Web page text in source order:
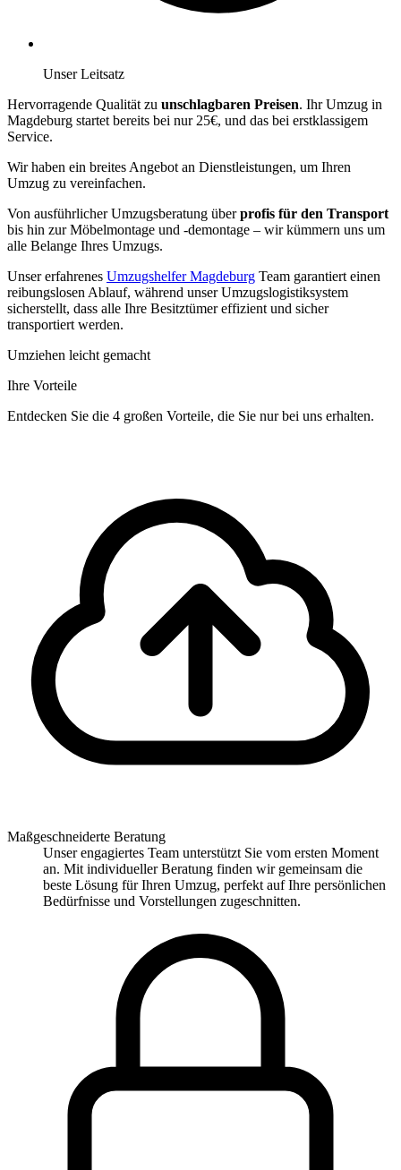
Unser Leitsatz
Hervorragende Qualität zu unschlagbaren Preisen. Ihr Umzug in
Magdeburg startet bereits bei nur 25€, und das bei erstklassigem
Service.
Wir haben ein breites Angebot an Dienstleistungen, um Ihren
Umzug zu vereinfachen.
Von ausführlicher Umzugsberatung überprofis für den Transport
bis hin zur Möbelmontage und -demontage – wir kümmern uns um
alle Belange Ihres Umzugs.
Unser erfahrenes Umzugshelfer Magdeburg Team garantiert einen
reibungslosen Ablauf, während unser Umzugslogistiksystem
sicherstellt, dass alle Ihre Besitztümer effizient und sicher
transportiert werden.
Umziehen leicht gemacht
Ihre Vorteile
Entdecken Sie die 4 großen Vorteile, die Sie nur bei uns erhalten.
Maßgeschneiderte Beratung
Unser engagiertes Team unterstützt Sie vom ersten Moment
an. Mit individueller Beratung finden wir gemeinsam die
beste Lösung für Ihren Umzug, perfekt auf Ihre persönlichen
Bedürfnisse und Vorstellungen zugeschnitten.